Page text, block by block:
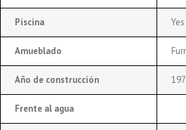
Piscina Yes
Amueblado
Año de construcción
Frente al agua